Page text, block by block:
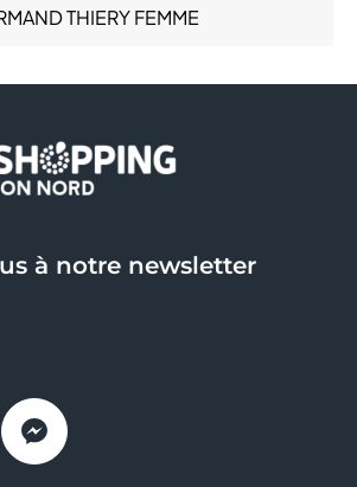
THIERY FEMME
AYAKO SUSHI
BRICO DEPOT
BRUT BUTCHER
Santé (6)
à notre newsletter
Messenger